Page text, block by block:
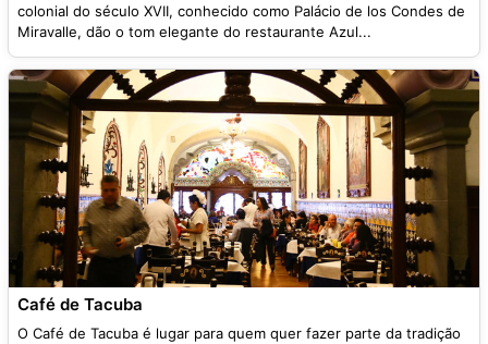
colonial do século XVII, conhecido como Palácio de los Condes de
Miravalle, dão o tom elegante do restaurante Azul...
Café de Tacuba
O Café de Tacuba é lugar para quem quer fazer parte da tradição